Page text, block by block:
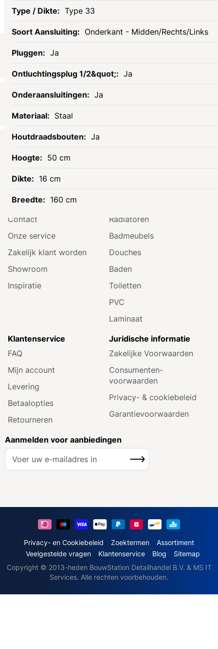
Type 33
Onderkant - Midden/Rechts/Links
Ja
Ja
Ja
Staal
Ja
50 cm
16 cm
160 cm
Openingstijden
Contact
Onze service
Zakelijk klant worden
Showroom
Inspiratie
Radiatoren
Badmeubels
Douches
Baden
Toiletten
PVC
Laminaat
Klantenservice
FAQ
Mijn account
Levering
Betaalopties
Retourneren
Juridische informatie
Zakelijke Voorwaarden
Consumenten­
voorwaarden
Privacy- & cookiebeleid
Garantie­voorwaarden
Aanmelden voor aanbiedingen
A
e
o
z
Inschrijven
Privacy- en Cookiebeleid Zoektermen
Assortiment
Veelgestelde vragen
Klantenservice Blog
Sitemap
Copyright © 2013-heden BouwStation Detailhandel B.V. & MS IT
Services. Alle rechten voorbehouden.